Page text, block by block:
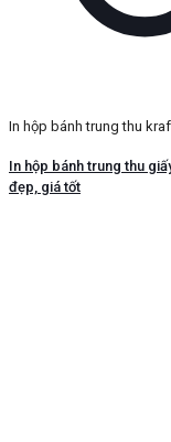
In hộp bánh trung thu
In hộp bánh trung thu
đẹp, giá tốt